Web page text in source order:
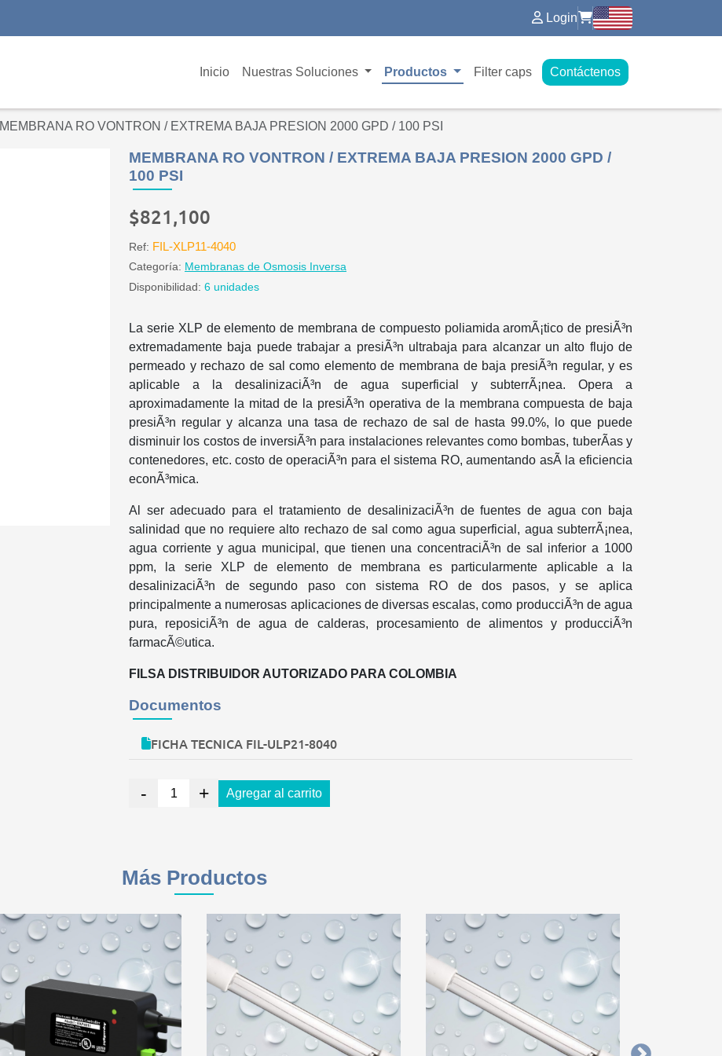
Login
Inicio Nuestras Soluciones Productos Filter caps Contáctenos
MEMBRANA RO VONTRON / EXTREMA BAJA PRESION 2000 GPD / 100 PSI
MEMBRANA RO VONTRON / EXTREMA BAJA PRESION 2000 GPD /
100 PSI
$821,100
Ref: FIL-XLP11-4040
Categoría: Membranas de Osmosis Inversa
Disponibilidad: 6 unidades
La serie XLP de elemento de membrana de compuesto poliamida aromÃ¡tico de presiÃ³n
extremadamente baja puede trabajar a presiÃ³n ultrabaja para alcanzar un alto flujo de
permeado y rechazo de sal como elemento de membrana de baja presiÃ³n regular, y es
aplicable a la desalinizaciÃ³n de agua superficial y subterrÃ¡nea. Opera a
aproximadamente la mitad de la presiÃ³n operativa de la membrana compuesta de baja
presiÃ³n regular y alcanza una tasa de rechazo de sal de hasta 99.0%, lo que puede
disminuir los costos de inversiÃ³n para instalaciones relevantes como bombas, tuberÃ­as y
contenedores, etc. costo de operaciÃ³n para el sistema RO, aumentando asÃ­ la eficiencia
econÃ³mica.
Al ser adecuado para el tratamiento de desalinizaciÃ³n de fuentes de agua con baja
salinidad que no requiere alto rechazo de sal como agua superficial, agua subterrÃ¡nea,
agua corriente y agua municipal, que tienen una concentraciÃ³n de sal inferior a 1000
ppm, la serie XLP de elemento de membrana es particularmente aplicable a la
desalinizaciÃ³n de segundo paso con sistema RO de dos pasos, y se aplica
principalmente a numerosas aplicaciones de diversas escalas, como producciÃ³n de agua
pura, reposiciÃ³n de agua de calderas, procesamiento de alimentos y producciÃ³n
farmacÃ©utica.
FILSA DISTRIBUIDOR AUTORIZADO PARA COLOMBIA
Documentos
FICHA TECNICA FIL-ULP21-8040
- + Agregar al carrito
Más Productos